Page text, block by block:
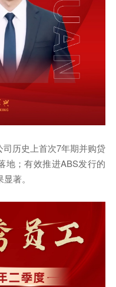
历史上首次7年期并购贷
地；有效推进ABS发行的
著。